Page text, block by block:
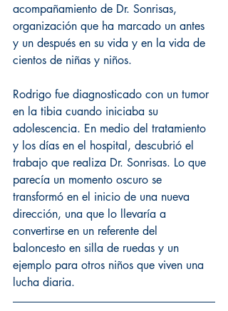
acompañamiento de Dr. Sonrisas,
organización que ha marcado un antes
y un después en su vida y en la vida de
cientos de niñas y niños.
Rodrigo fue diagnosticado con un tumor
en la tibia cuando iniciaba su
adolescencia. En medio del tratamiento
y los días en el hospital, descubrió el
trabajo que realiza Dr. Sonrisas. Lo que
parecía un momento oscuro se
transformó en el inicio de una nueva
dirección, una que lo llevaría a
convertirse en un referente del
baloncesto en silla de ruedas y un
ejemplo para otros niños que viven una
lucha diaria.